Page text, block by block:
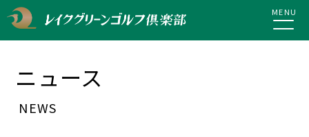
MENU
ニュース
NEWS